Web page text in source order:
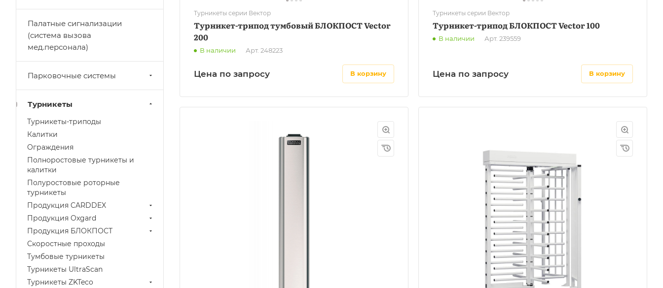
Турникеты серии Вектор
Турникет-трипод тумбовый БЛОКПОСТ Vector
200
В наличии Арт. 248223
Цена по запросу в корзину
Турникеты серии Вектор
Турникет-трипод БЛОКПОСТ Vector 100
В наличии Арт. 239559
Цена по запросу в корзину
Палатные сигнализации
(система вызова
мед.персонала)
Парковочные системы
Турникеты
Турникеты-триподы
Калитки
Ограждения
Полноростовые турникеты и
калитки
Полуростовые роторные
турникеты
Продукция CARDDEX
Продукция Oxgard
Продукция БЛОКПОСТ
Скоростные проходы
Тумбовые турникеты
Турникеты UltraScan
Турникеты ZKTeco